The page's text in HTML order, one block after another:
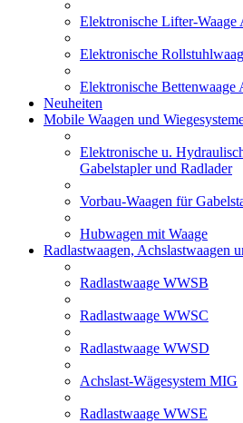
Elektronische Lifter-Waage
Elektronische
Elektronische Bettenwaage
Neuheiten
Mobile Waagen und
Elektronische u.
Gabelstapler und Radlader
Vorbau-Waagen für
Hubwagen mit Waage
Radlastwaagen, Achslastwaagen
Radlastwaage WWSB
Radlastwaage WWSC
Radlastwaage WWSD
Achslast-Wägesystem MIG
Radlastwaage WWSE